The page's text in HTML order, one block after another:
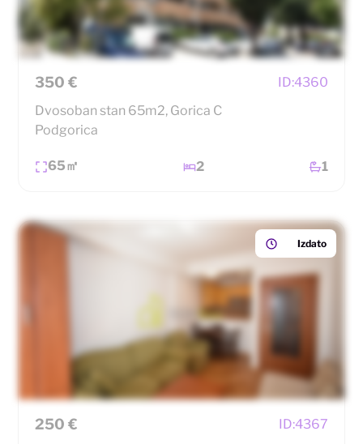
350 € ID:4360
Dvosoban stan 65m2, Gorica C
Podgorica
65㎡ 2 1
Izdato
250 € ID:4367